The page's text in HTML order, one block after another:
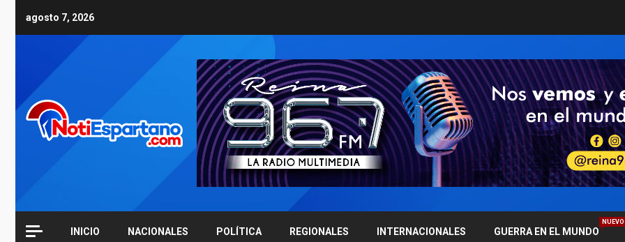
agosto 7, 2026
INICIO NACIONALES POLÍTICA REGIONALES INTERNACIONALES GUERRA EN EL MUNDO
NUEVO